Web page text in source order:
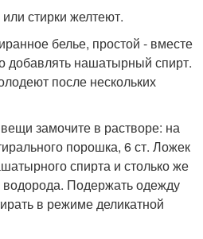
стирки желтеют.
белье, простой - вместе
добавлять нашатырный спирт.
после нескольких
замочите в растворе: на
порошка, 6 ст. Ложек
спирта и столько же
водорода. Подержать одежду
в режиме деликатной